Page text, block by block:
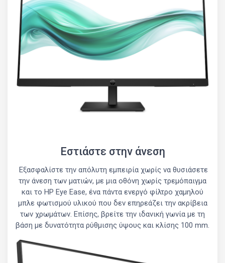
Εστιάστε στην άνεση
Εξασφαλίστε την απόλυτη εμπειρία χωρίς να θυσιάσετε
την άνεση των ματιών, με μια οθόνη χωρίς τρεμόπαιγμα
και το HP Eye Ease, ένα πάντα ενεργό φίλτρο χαμηλού
μπλε φωτισμού υλικού που δεν επηρεάζει την ακρίβεια
των χρωμάτων. Επίσης, βρείτε την ιδανική γωνία με τη
βάση με δυνατότητα ρύθμισης ύψους και κλίσης 100 mm.